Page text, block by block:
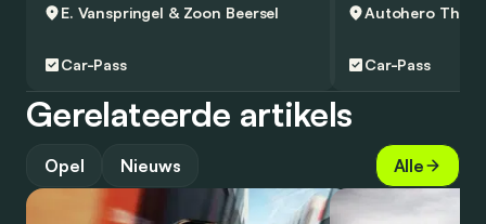
E. Vanspringel & Zoon Beersel
Car-Pass
Autohero
Car-Pass
Gerelateerde artikels
Opel Nieuws Alle